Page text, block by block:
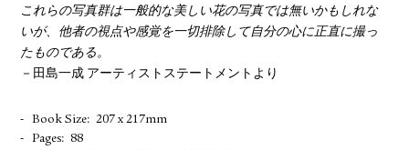
これらの写真群は一般的な美しい花の写真では無いかもしれな
いが、他者の視点や感覚を一切排除して自分の心に正直に撮っ
たものである。
－田島一成 アーティストステートメントより
Book Size
207 x 217mm
Pages
88